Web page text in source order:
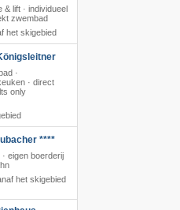
lift · individueel
zwembad
het skigebied
·
· direct
only
****
· eigen boerderij
het skigebied